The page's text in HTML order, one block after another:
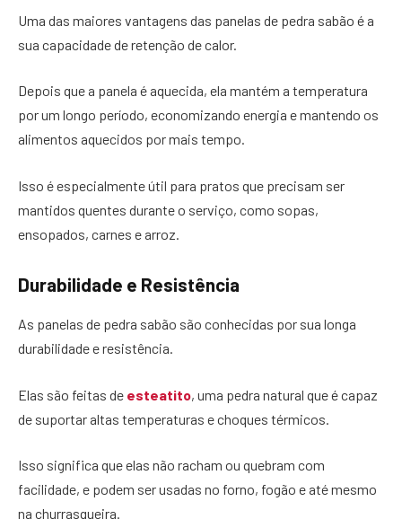
Uma das maiores vantagens das panelas de pedra sabão é a
sua capacidade de retenção de calor.
Depois que a panela é aquecida, ela mantém a temperatura
por um longo período, economizando energia e mantendo os
alimentos aquecidos por mais tempo.
Isso é especialmente útil para pratos que precisam ser
mantidos quentes durante o serviço, como sopas,
ensopados, carnes e arroz.
Durabilidade e Resistência
As panelas de pedra sabão são conhecidas por sua longa
durabilidade e resistência.
Elas são feitas de esteatito, uma pedra natural que é capaz
de suportar altas temperaturas e choques térmicos.
Isso significa que elas não racham ou quebram com
facilidade, e podem ser usadas no forno, fogão e até mesmo
na churrasqueira.